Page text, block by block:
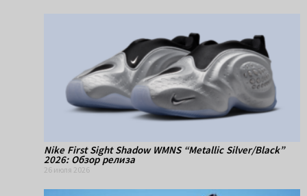
Nike First Sight Shadow WMNS “Metallic Silver/Black”
2026: Обзор релиза
26 июля 2026